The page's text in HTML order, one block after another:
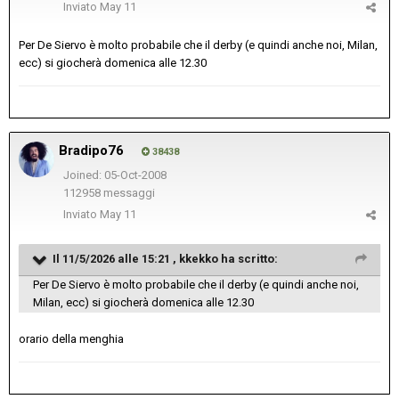
Inviato May 11
Per De Siervo è molto probabile che il derby (e quindi anche noi, Milan,
ecc) si giocherà domenica alle 12.30
Bradipo76 38438
Joined: 05-Oct-2008
112958 messaggi
Inviato May 11
Il 11/5/2026 alle 15:21 , kkekko ha scritto:
Per De Siervo è molto probabile che il derby (e quindi anche noi,
Milan, ecc) si giocherà domenica alle 12.30
orario della menghia